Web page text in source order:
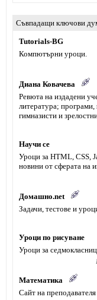
Съвпадащи ключови
Tutorials-BG
Компютърни уроци.
Диана Ковачева
Ревюта на издадени
литература; програми,
гимназисти и
Научи се
Уроци за HTML, CSS,
новини от сферата на
Домашно.net
Задачи, тестове и
Уроци по рисуване
Уроци за
Математика
Сайт на